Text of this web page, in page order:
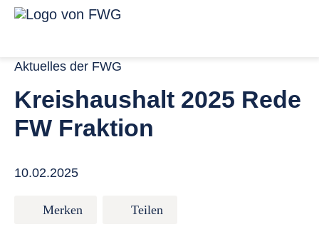
Zum Inhalt springen
Aktuelles der FWG
Kreishaushalt 2025 Rede
FW Fraktion
10.02.2025
Merken Teilen